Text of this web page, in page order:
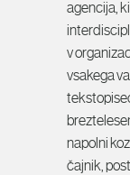
agencija,
v
vsakega
napolni
čajnik,